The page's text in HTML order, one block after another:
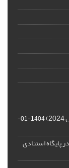
1404-01-
پایگاه استنادی